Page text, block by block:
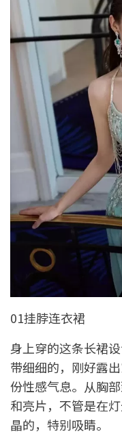
01挂脖连衣裙
身上穿的这条长裙
带细细的，刚好露
份性感气息。从胸
和亮片，不管是在
晶的，特别吸睛。